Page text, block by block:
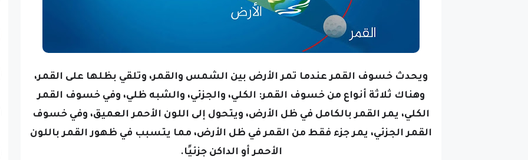
ويحدث خسوف القمر عندما تمر الأرض بين الشمس والقمر، وتلقي بظلها على القمر،
وهناك ثلاثة أنواع من خسوف القمر: الكلي، والجزئي، والشبه ظلي، وفي خسوف القمر
الكلي، يمر القمر بالكامل في ظل الأرض، ويتحول إلى اللون الأحمر العميق، وفي خسوف
القمر الجزئي، يمر جزء فقط من القمر في ظل الأرض، مما يتسبب في ظهور القمر باللون
الأحمر أو الداكن جزئيًا.